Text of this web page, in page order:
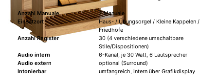
Anzahl Manuale
2 Manuale
Einsatzort
Haus- / Übungsorgel / Kleine Kappelen /
Friedhöfe
Anzahl Register
30 (4 verschiedene umschaltbare
Stile/Dispositionen)
Audio intern
6-Kanal, je 30 Watt, 6 Lautsprecher
Audio extern
optional (Surround)
Intonierbar
umfangreich, intern über Grafikdisplay